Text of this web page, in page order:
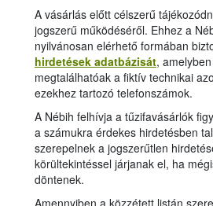
A vásárlás előtt célszerű
jogszerű működéséről. Ehhez a
nyilvánosan elérhető formában
hirdetések adatbázisát,
megtalálhatóak a fiktív technikai
ezekhez tartozó telefonszámok.
A Nébih felhívja a tűzifavásárlók
a számukra érdekes hirdetésben
szerepelnek a jogszerűtlen
körültekintéssel járjanak el, ha
döntenek.